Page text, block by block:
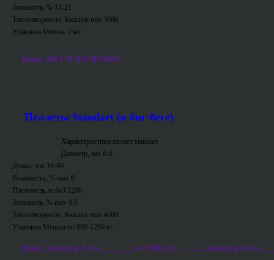
Зольность, % 13-21
Теплотворность, Ккал/кг min 3600
Упаковка Мешок 25кг
Цена: НЕТ В НАЛИЧИИ
Пеллеты Standart (в биг-беге)
Характеристики пеллет standart
Диаметр, мм 6-8
Длина, мм 10-40
Влажность, % max 8
Плотность, кг/м3 1200
Зольность, % max 0,8
Теплотворность, Ккал/кг min 4600
Упаковка Мешки по 800-1200 кг
Цена: диаметр 8 мм________от 9300 р/т ...........диаметр 6